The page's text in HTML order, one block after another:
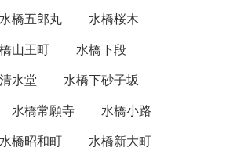
水橋五郎丸
水橋桜木
山王町
水橋下段
水堂
水橋下砂子坂
水橋常願寺
水橋小路
水橋昭和町
水橋新大町